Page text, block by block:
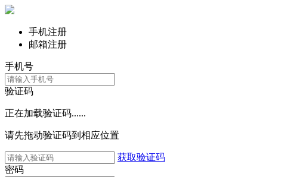
手机注册
邮箱注册
手机号
验证码
正在加载验证码......
请先拖动验证码到相应位置
获取验证码
密码